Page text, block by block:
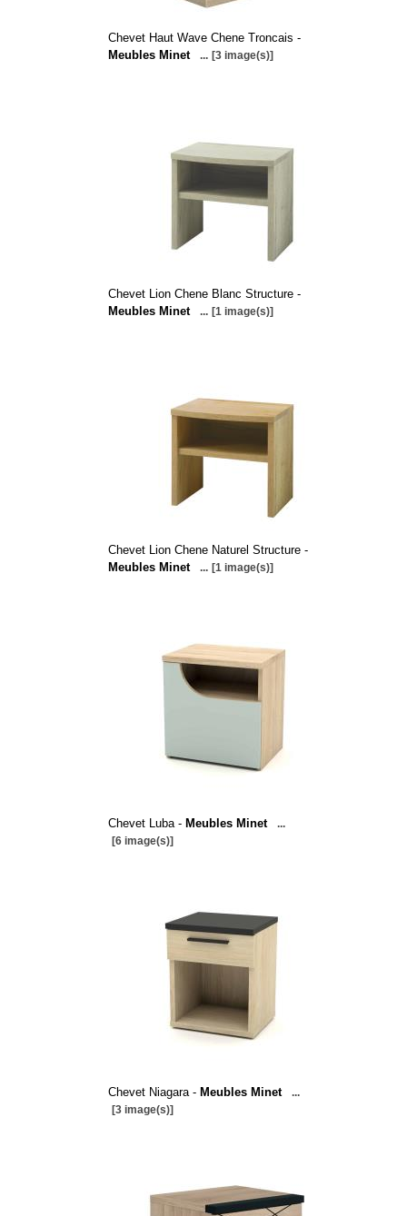
Chevet Haut Wave Chene Troncais -
Meubles Minet
... [3 image(s)]
Chevet Lion Chene Blanc Structure -
Meubles Minet
... [1 image(s)]
Chevet Lion Chene Naturel Structure -
Meubles Minet
... [1 image(s)]
Chevet Luba - Meubles Minet
...
[6 image(s)]
Chevet Niagara - Meubles Minet
...
[3 image(s)]